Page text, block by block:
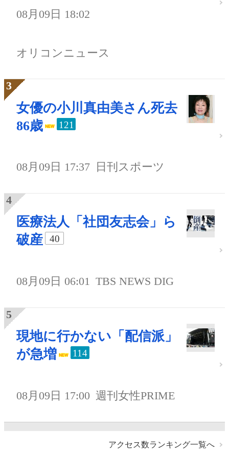
08月09日 18:02
オリコンニュース
女優の小川真由美さん死去
86歳
121
08月09日 17:37 日刊スポーツ
医療法人「社団友志会」ら
破産
40
08月09日 06:01 TBS NEWS DIG
現地に行かない「配信派」
が急増
114
08月09日 17:00 週刊女性PRIME
アクセス数ランキング一覧へ